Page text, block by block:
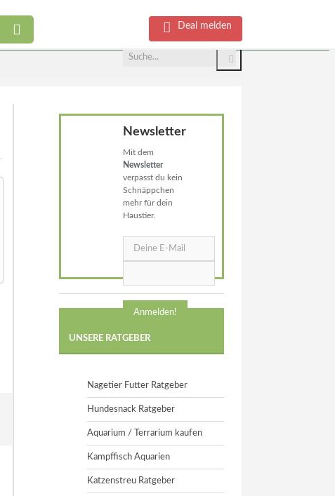
Deal melden
Newsletter
Mit dem
Newsletter
verpasst du kein
Schnäppchen
mehr für dein
Haustier.
UNSERE RATGEBER
Nagetier Futter Ratgeber
Hundesnack Ratgeber
Aquarium / Terrarium kaufen
Kampffisch Aquarien
Katzenstreu Ratgeber